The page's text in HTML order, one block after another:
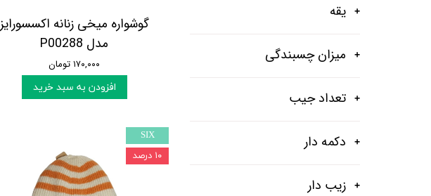
یقه
میزان چسبندگی
تعداد جیب
دکمه دار
زیب دار
گوشواره میخی زنانه اکسسورایز
مدل P00288
۱۷۰,۰۰۰ تومان
افزودن به سبد خرید
SIX
۱۰ درصد